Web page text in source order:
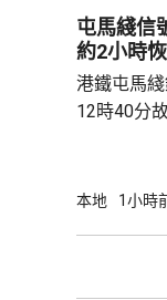
翌日再截
膏及護膚
疑私煙，拘
屯馬綫信
約2小時
港鐵屯馬
12時40分
列車要慢
本地 1小時